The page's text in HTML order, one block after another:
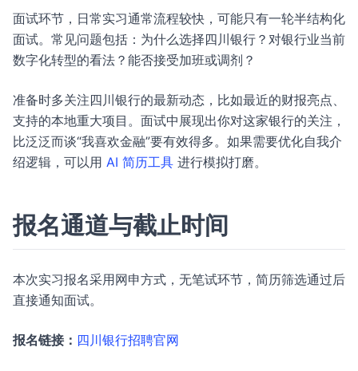
面试环节，日常实习通常流程较快，可能只有一轮半结构化
面试。常见问题包括：为什么选择四川银行？对银行业当前
数字化转型的看法？能否接受加班或调剂？
准备时多关注四川银行的最新动态，比如最近的财报亮点、
支持的本地重大项目。面试中展现出你对这家银行的关注，
比泛泛而谈“我喜欢金融”要有效得多。如果需要优化自我介
绍逻辑，可以用 AI 简历工具 进行模拟打磨。
报名通道与截止时间
本次实习报名采用网申方式，无笔试环节，简历筛选通过后
直接通知面试。
报名链接： 四川银行招聘官网